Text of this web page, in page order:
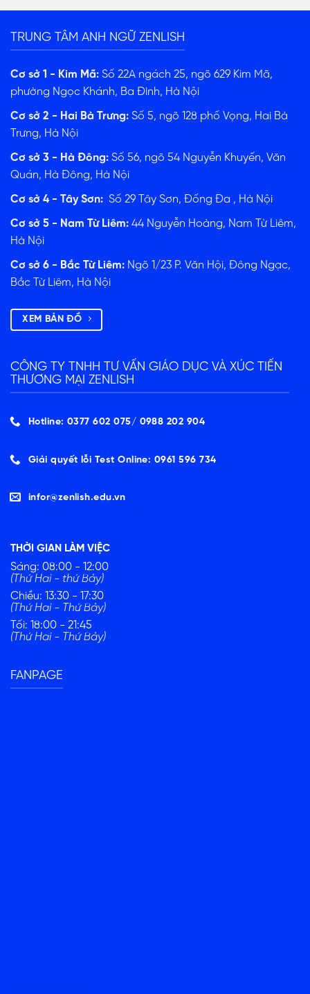
TRUNG TÂM ANH NGỮ ZENLISH
Cơ sở 1 - Kim Mã: Số 22A ngách 25, ngõ 629 Kim Mã,
phường Ngọc Khánh, Ba Đình, Hà Nội
Cơ sở 2 - Hai Bà Trưng: Số 5, ngõ 128 phố Vọng, Hai Bà
Trưng, Hà Nội
Cơ sở 3 - Hà Đông: Số 56, ngõ 54 Nguyễn Khuyến, Văn
Quán, Hà Đông, Hà Nội
Cơ sở 4 - Tây Sơn: Số 29 Tây Sơn, Đống Đa , Hà Nội
Cơ sở 5 - Nam Từ Liêm: 44 Nguyễn Hoàng, Nam Từ Liêm,
Hà Nội
Cơ sở 6 - Bắc Từ Liêm: Ngõ 1/23 P. Văn Hội, Đông Ngạc,
Bắc Từ Liêm, Hà Nội
XEM BẢN ĐỒ
CÔNG TY TNHH TƯ VẤN GIÁO DỤC VÀ XÚC TIẾN
THƯƠNG MẠI ZENLISH
Hotline: 0377 602 075/ ‭0988 202 904‬
Giải quyết lỗi Test Online: 0961 596 734
infor@zenlish.edu.vn
THỜI GIAN LÀM VIỆC
Sáng: 08:00 - 12:00
(Thứ Hai - thứ Bảy)
Chiều: 13:30 - 17:30
(Thứ Hai - Thứ Bảy)
Tối: 18:00 - 21:45
(Thứ Hai - Thứ Bảy)
FANPAGE